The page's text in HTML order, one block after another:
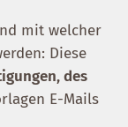
mit welcher
Diese
des
E-Mails